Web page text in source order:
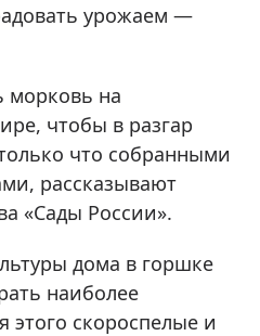
урожаем —
морковь на
чтобы в разгар
что собранными
рассказывают
«Сады России».
дома в горшке
наиболее
этого скороспелые и